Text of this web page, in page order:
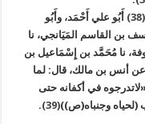
(38)
أَبُو علي أَحْمَد، وأَبُو
بن القاسم المَيَانجي، نا
نا مُحَمَّد بن إِسْمَاعيل بن
أنس بن مالك، قال: لما
في أكفانه حتى
(لحياه وجنباه(ص))(39)
.